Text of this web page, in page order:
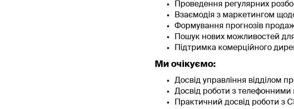
Проведення регулярних
Взаємодія з маркетингом
Формування прогнозів
Пошук нових можливостей
Підтримка комерційного
Ми очікуємо:
Досвід управління відділом
Досвід роботи з
Практичний досвід роботи з